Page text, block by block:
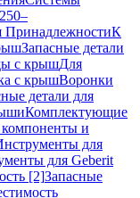
ПринадлежностиК
Запасные детали
с крышДля
с крышВоронки
детали для
Комплектующие
и
для
для Geberit
[2]Запасные